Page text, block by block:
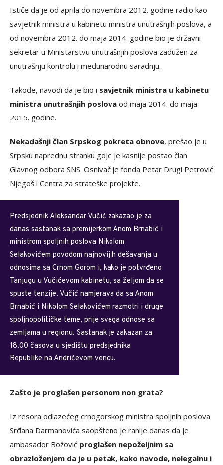
Ističe da je od aprila do novembra 2012. godine radio kao
savjetnik ministra u kabinetu ministra unutrašnjih poslova, a
od novembra 2012. do maja 2014. godine bio je državni
sekretar u Ministarstvu unutrašnjih poslova zadužen za
unutrašnju kontrolu i međunarodnu saradnju.
Takođe, navodi da je bio i savjetnik ministra u kabinetu
ministra unutrašnjih poslova od maja 2014. do maja
2015. godine.
Nekadašnji član Srpskog pokreta obnove, prešao je u
Srpsku naprednu stranku gdje je kasnije postao član
Glavnog odbora SNS. Osnivač je fonda Petar Drugi Petrović
Njegoš i Centra za strateške projekte.
Predsjednik Aleksandar Vučić zakazao je za
danas sastanak sa premijerkom Anom Brnabić i
ministrom spoljnih poslova Nikolom
Selakovićem povodom najnovijih dešavanja u
odnosima sa Crnom Gorom i, kako je potvrđeno
Tanjugu u Vučićevom kabinetu, sa željom da se
spuste tenzije. Vučić namjerava da sa Anom
Brnabić i Nikolom Selakovićem razmotri i druge
spoljnopolitičke teme, prije svega odnose sa
zemljama u regionu. Sastanak je zakazan za
18.00 časova u sjedištu predsjednika
Republike na Andrićevom vencu.
Zašto je proglašen personom non grata?
Iz resora odlazećeg crnogorskog ministra spoljnih poslova
Srđana Darmanovića saopšteno je ranije danas da je
ambasador Božović proglašen nepoželjnim sa
obrazloženjem da je u petak, kako navode, nelegalnu i